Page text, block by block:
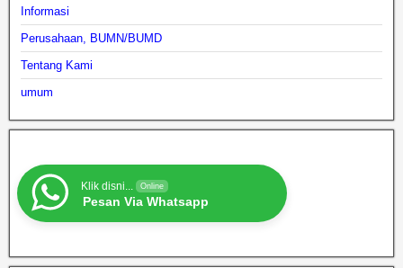
Informasi
Perusahaan, BUMN/BUMD
Tentang Kami
umum
Klik disni... Online
Pesan Via Whatsapp